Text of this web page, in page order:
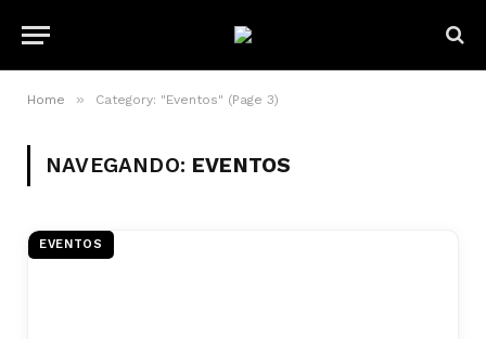
Home » Category: "Eventos" (Page 3)
NAVEGANDO: EVENTOS
EVENTOS